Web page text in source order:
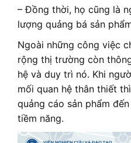
– Đồng thời, họ cũng là
lượng quảng bá sản
Ngoài những công việc
rộng thị trường còn
hệ và duy trì nó. Khi
mối quan hệ thân thiết
quảng cáo sản phẩm
tiềm năng.